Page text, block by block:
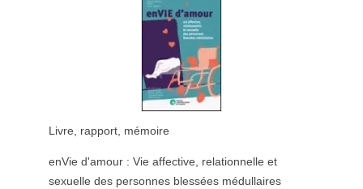
Livre, rapport, mémoire
enVie d'amour : Vie affective, relationnelle et
sexuelle des personnes blessées médullaires